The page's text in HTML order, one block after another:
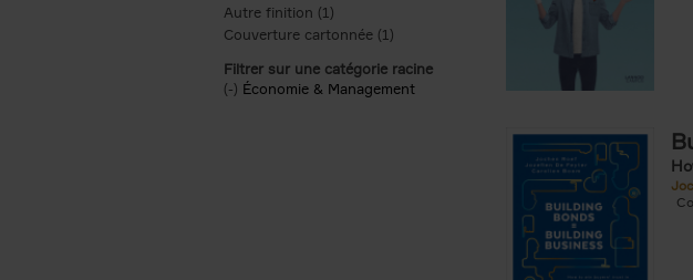
Autre finition (1)
Couverture cartonnée (1)
Filtrer sur une catégorie racine
(-) Remove Économie & Management filter
Économie & Management